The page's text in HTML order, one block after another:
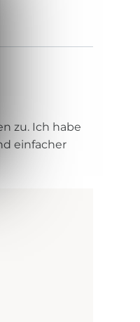
zu. Ich habe
einfacher